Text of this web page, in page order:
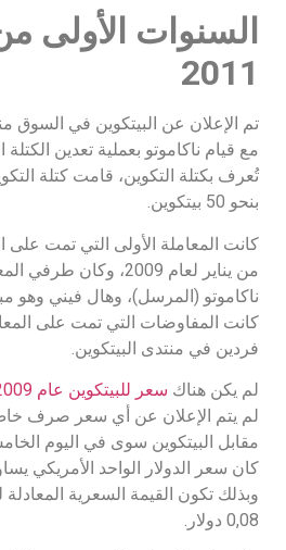
2011
مع قيام ناكاموتو بعملية تعدين الكتلة
تُعرف بكتلة التكوين، قامت كتلة
بنحو 50 بيتكوين.
كانت المعاملة الأولى التي تمت على
من يناير لعام 2009،
ناكاموتو (المرسل)، وهال فيني وهو
كانت المفاوضات التي تمت على
فردين في منتدى البيتكوين.
لم يكن هناك سعر للبيتكوين عام 2009
لم يتم الإعلان عن أي سعر صرف خاص
مقابل البيتكوين سوى في اليوم
وبذلك تكون القيمة السعرية
0,08 دولار.